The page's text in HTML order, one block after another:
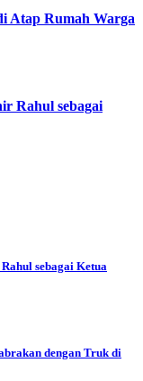
Atap Rumah Warga
Rahul sebagai
sebagai Ketua
dengan Truk di